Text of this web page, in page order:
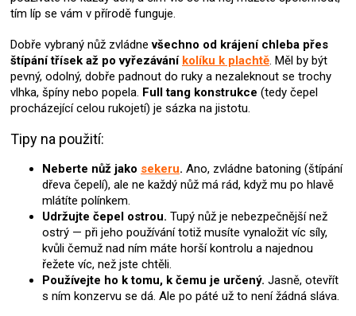
p
r
v
k
y
v
s
u
tím líp se vám v přírodě funguje.
Dobře vybraný nůž zvládne všechno od krájení chleba přes
štípání třísek až po vyřezávání kolíku k plachtě. Měl by být
pevný, odolný, dobře padnout do ruky a nezaleknout se trochy
vlhka, špíny nebo popela. Full tang konstrukce (tedy čepel
procházející celou rukojetí) je sázka na jistotu.
Tipy na použití:
Neberte nůž jako sekeru. Ano, zvládne batoning (štípání
dřeva čepelí), ale ne každý nůž má rád, když mu po hlavě
mlátíte polínkem.
Udržujte čepel ostrou. Tupý nůž je nebezpečnější než
ostrý — při jeho používání totiž musíte vynaložit víc síly,
kvůli čemuž nad ním máte horší kontrolu a najednou
řežete víc, než jste chtěli.
Používejte ho k tomu, k čemu je určený. Jasně, otevřít
s ním konzervu se dá. Ale po páté už to není žádná sláva.